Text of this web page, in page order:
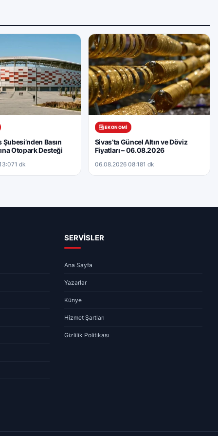
Şubesi’nden Basın
Otopark Desteği
1 dk
EKONOMI
Sivas’ta Güncel Altın ve Döviz
Fiyatları – 06.08.2026
06.08.2026 08:181 dk
SERVİSLER
Ana Sayfa
Yazarlar
Künye
Hizmet Şartları
Gizlilik Politikası